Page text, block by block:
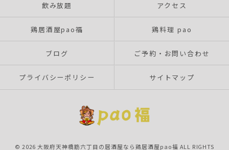
飲み放題 アクセス
鶏居酒屋pao福 鶏料理 pao
ブログ ご予約・お問い合わせ
プライバシーポリシー サイトマップ
© 2026 大阪府天神橋筋六丁目の居酒屋なら鶏居酒屋pao福 ALL RIGHTS